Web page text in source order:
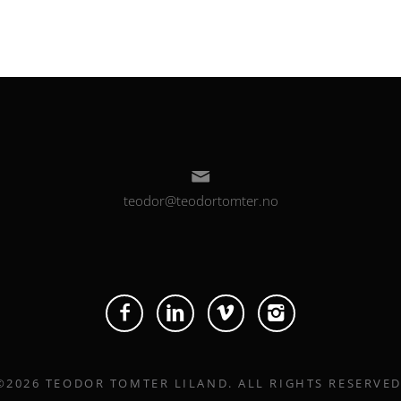
teodor@teodortomter.no
TEODOR TOMTER LILAND. ALL RIGHTS